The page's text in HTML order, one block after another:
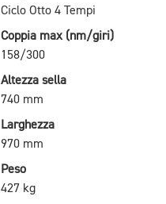
Ciclo Otto 4 Tempi
Coppia max (nm/giri)
158/300
Altezza sella
740 mm
Larghezza
970 mm
Peso
427 kg